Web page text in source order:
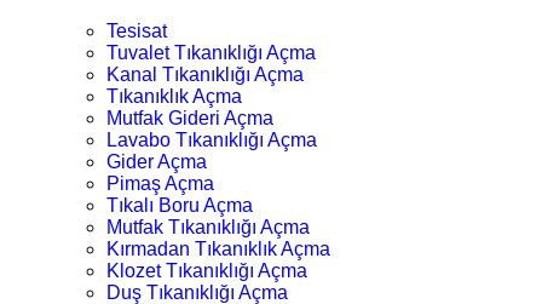
Tesisat
Tuvalet Tıkanıklığı Açma
Kanal Tıkanıklığı Açma
Tıkanıklık Açma
Mutfak Gideri Açma
Lavabo Tıkanıklığı Açma
Gider Açma
Pimaş Açma
Tıkalı Boru Açma
Mutfak Tıkanıklığı Açma
Kırmadan Tıkanıklık Açma
Klozet Tıkanıklığı Açma
Duş Tıkanıklığı Açma